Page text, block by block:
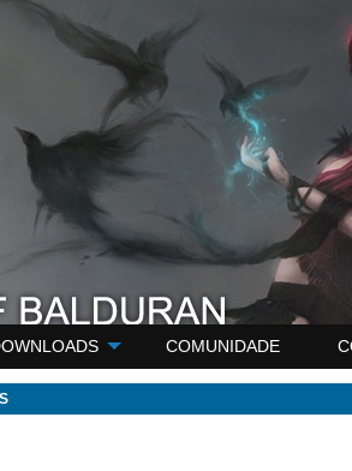
COMUNIDADE